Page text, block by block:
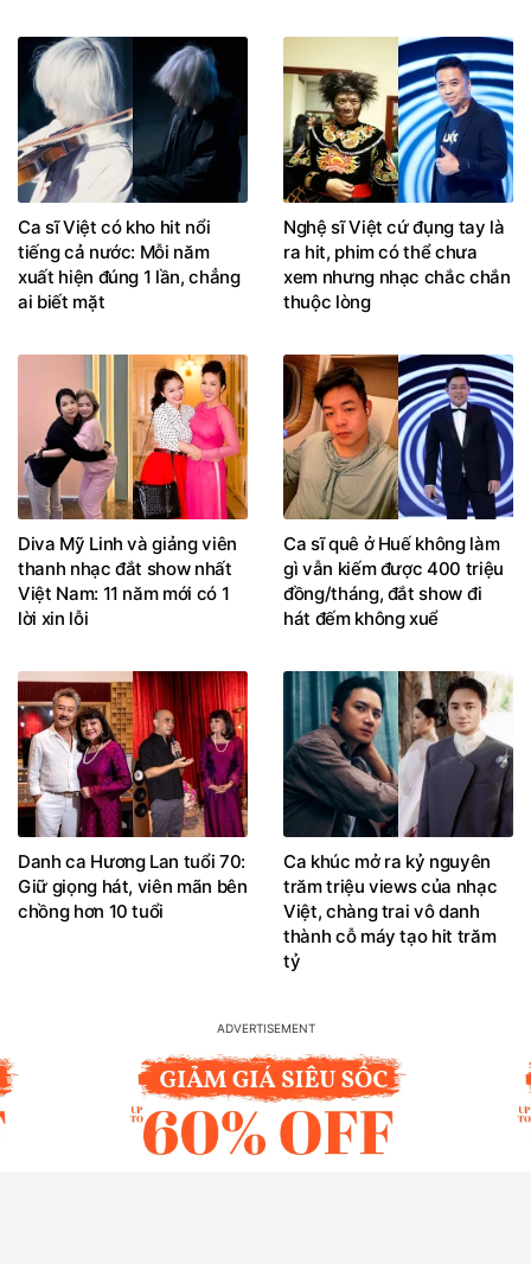
Ca sĩ Việt có kho hit nổi
tiếng cả nước: Mỗi năm
xuất hiện đúng 1 lần, chẳng
ai biết mặt
Nghệ sĩ Việt cứ đụng tay là
ra hit, phim có thể chưa
xem nhưng nhạc chắc chắn
thuộc lòng
Diva Mỹ Linh và giảng viên
thanh nhạc đắt show nhất
Việt Nam: 11 năm mới có 1
lời xin lỗi
Ca sĩ quê ở Huế không làm
gì vẫn kiếm được 400 triệu
đồng/tháng, đắt show đi
hát đếm không xuể
Danh ca Hương Lan tuổi 70:
Giữ giọng hát, viên mãn bên
chồng hơn 10 tuổi
Ca khúc mở ra kỷ nguyên
trăm triệu views của nhạc
Việt, chàng trai vô danh
thành cỗ máy tạo hit trăm
tỷ